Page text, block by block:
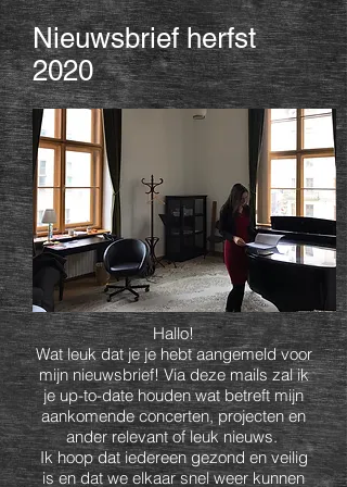
Nieuwsbrief herfst
2020
Hallo!
Wat leuk dat je je hebt aangemeld voor
mijn nieuwsbrief! Via deze mails zal ik
je up-to-date houden wat betreft mijn
aankomende concerten, projecten en
ander relevant of leuk nieuws.
Ik hoop dat iedereen gezond en veilig
is en dat we elkaar snel weer kunnen